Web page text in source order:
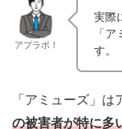
アプラボ！
実際
「
す。
「アミューズ」
の被害者が特に多